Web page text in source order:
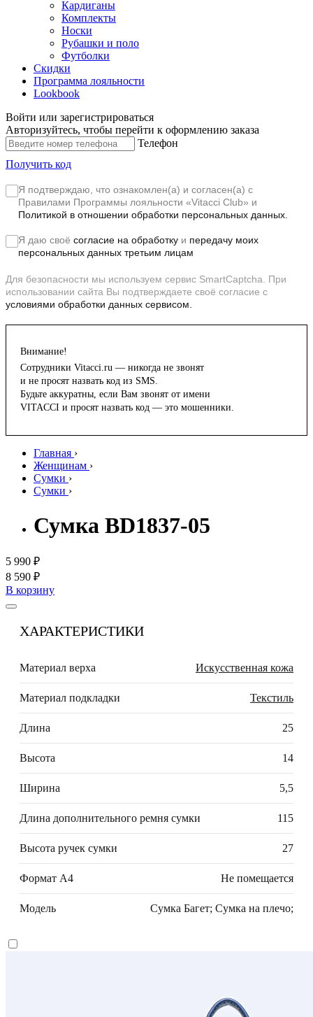
Кардиганы
Комплекты
Носки
Рубашки и поло
Футболки
Скидки
Программа лояльности
Lookbook
Войти или зарегистрироваться
Авторизуйтесь, чтобы перейти к оформлению заказа
Телефон
Получить код
Я подтверждаю, что ознакомлен(а) и согласен(а) с
Правилами Программы лояльности «Vitacci Club» и
Политикой в отношении обработки персональных данных.
Я даю своё согласие на обработку и передачу моих
персональных данных третьим лицам
Для безопасности мы используем сервис SmartCaptcha. При
использовании сайта Вы подтверждаете своё согласие с
условиями обработки данных сервисом.
Внимание!
Сотрудники Vitacci.ru — никогда не звонят
и не просят назвать код из SMS.
Будьте аккуратны, если Вам звонят от имени
VITACCI и просят назвать код — это мошенники.
Главная ›
Женщинам ›
Сумки ›
Сумки ›
Сумка BD1837-05
5 990 ₽
8 590 ₽
В корзину
ХАРАКТЕРИСТИКИ
Материал верха Искусственная кожа
Материал подкладки Текстиль
Длина 25
Высота 14
Ширина 5,5
Длина дополнительного ремня сумки 115
Высота ручек сумки 27
Формат А4 Не помещается
Модель Сумка Багет; Сумка на плечо;